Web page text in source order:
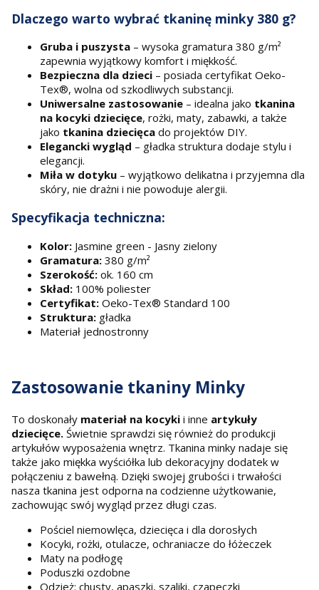
Dlaczego warto wybrać tkaninę minky 380 g?
Gruba i puszysta – wysoka gramatura 380 g/m²
zapewnia wyjątkowy komfort i miękkość.
Bezpieczna dla dzieci – posiada certyfikat Oeko-
Tex®, wolna od szkodliwych substancji.
Uniwersalne zastosowanie – idealna jako tkanina
na kocyki dziecięce, rożki, maty, zabawki, a także
jako tkanina dziecięca do projektów DIY.
Elegancki wygląd – gładka struktura dodaje stylu i
elegancji.
Miła w dotyku – wyjątkowo delikatna i przyjemna dla
skóry, nie drażni i nie powoduje alergii.
Specyfikacja techniczna:
Kolor: Jasmine green - Jasny zielony
Gramatura: 380 g/m²
Szerokość: ok. 160 cm
Skład: 100% poliester
Certyfikat: Oeko-Tex® Standard 100
Struktura: gładka
Materiał jednostronny
Zastosowanie tkaniny Minky
To doskonały materiał na kocyki i inne artykuły
dziecięce. Świetnie sprawdzi się również do produkcji
artykułów wyposażenia wnętrz. Tkanina minky nadaje się
także jako miękka wyściółka lub dekoracyjny dodatek w
połączeniu z bawełną. Dzięki swojej grubości i trwałości
nasza tkanina jest odporna na codzienne użytkowanie,
zachowując swój wygląd przez długi czas.
Pościel niemowlęca, dziecięca i dla dorosłych
Kocyki, rożki, otulacze, ochraniacze do łóżeczek
Maty na podłogę
Poduszki ozdobne
Odzież: chusty, apaszki, szaliki, czapeczki